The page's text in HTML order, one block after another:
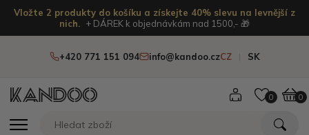
Vložte 2 produkty do košíku a získejte 40% slevu na levnější z
nich.
+ DÁREK k objednávkám nad 1500,- 🎁
+420 771 151 094 info@kandoo.czCZ SK
0 0